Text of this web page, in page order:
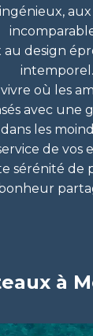
au design
intemporel.
où les
avec une
les
de vos
sérénité de
à